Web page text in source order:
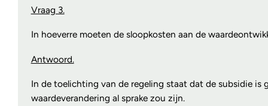
Vraag 3.
In hoeverre moeten de sloopkosten aan de
Antwoord.
In de toelichting van de regeling staat dat de subsidie is
waardeverandering al sprake zou zijn.